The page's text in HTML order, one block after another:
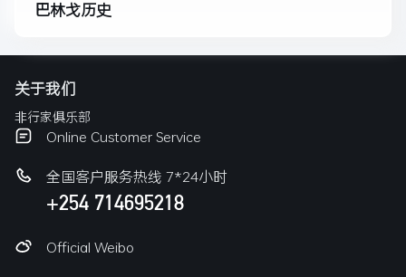
巴林戈历史
关于我们
非行家俱乐部
Online Customer Service
全国客户服务热线 7*24小时
+254 714695218
Official Weibo